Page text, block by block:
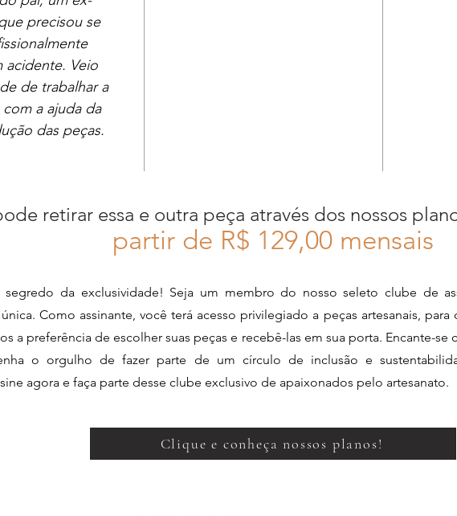
precisou se
acidente. Veio
de trabalhar a
a ajuda da
das peças.
retirar essa e outra peça através dos nossos
partir de R$ 129,00 mensais
segredo da exclusividade! Seja um membro do nosso seleto clube de
Como assinante, você terá acesso privilegiado a peças artesanais,
a preferência de escolher suas peças e recebê-las em sua porta. Encante-
o orgulho de fazer parte de um círculo de inclusão e
agora e faça parte desse clube exclusivo de apaixonados pelo artesanato.
Clique e conheça nossos planos!